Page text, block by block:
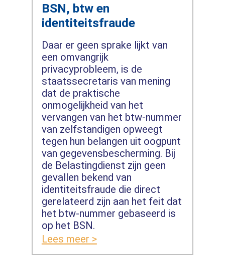
BSN, btw en
identiteitsfraude
Daar er geen sprake lijkt van
een omvangrijk
privacyprobleem, is de
staatssecretaris van mening
dat de praktische
onmogelijkheid van het
vervangen van het btw-nummer
van zelfstandigen opweegt
tegen hun belangen uit oogpunt
van gegevensbescherming. Bij
de Belastingdienst zijn geen
gevallen bekend van
identiteitsfraude die direct
gerelateerd zijn aan het feit dat
het btw-nummer gebaseerd is
op het BSN.
Lees meer >